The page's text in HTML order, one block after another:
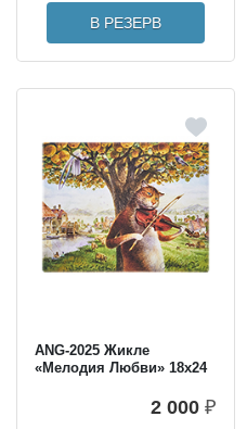
В РЕЗЕРВ
ANG-2025 Жикле
«Мелодия Любви» 18х24
2 000 ₽